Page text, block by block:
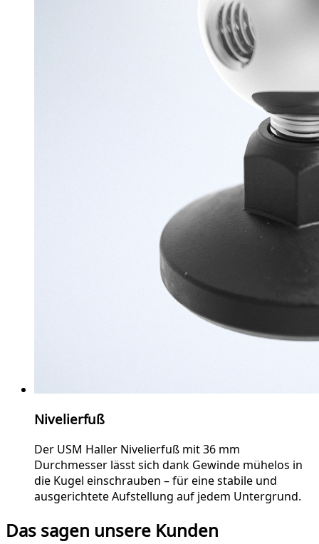
Nivelierfuß
Der USM Haller Nivelierfuß mit 36 mm
Durchmesser lässt sich dank Gewinde mühelos in
die Kugel einschrauben – für eine stabile und
ausgerichtete Aufstellung auf jedem Untergrund.
Das sagen unsere Kunden